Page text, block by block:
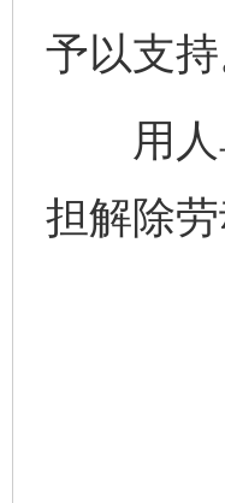
予以支持
用人单
担解除